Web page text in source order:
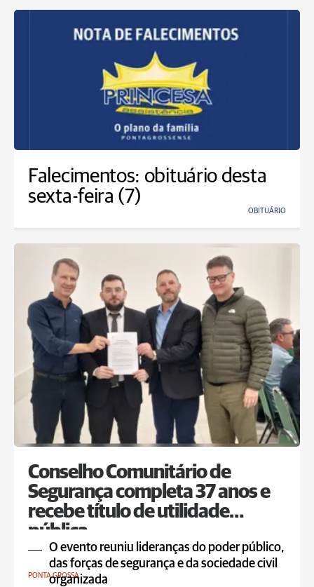
Falecimentos: obituário desta
sexta-feira (7)
OBITUÁRIO
Conselho Comunitário de
Segurança completa 37 anos e
recebe título de utilidade
pública
O evento reuniu lideranças do poder público,
das forças de segurança e da sociedade civil
organizada
PONTA GROSSA